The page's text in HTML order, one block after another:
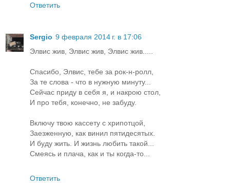
Ответить
Sergio 9 февраля 2014 г. в 17:06
Элвис жив, Элвис жив, Элвис жив.....
Спасибо, Элвис, тебе за рок-н-ролл,
За те слова - что в нужную минуту...
Сейчас приду в себя я, и накрою стол,
И про тебя, конечно, не забуду.
Включу твою кассету с хрипотцой,
Заезженную, как винил пятидесятых.
И буду жить. И жизнь любить такой...
Смеясь и плача, как и ты когда-то...
Ответить